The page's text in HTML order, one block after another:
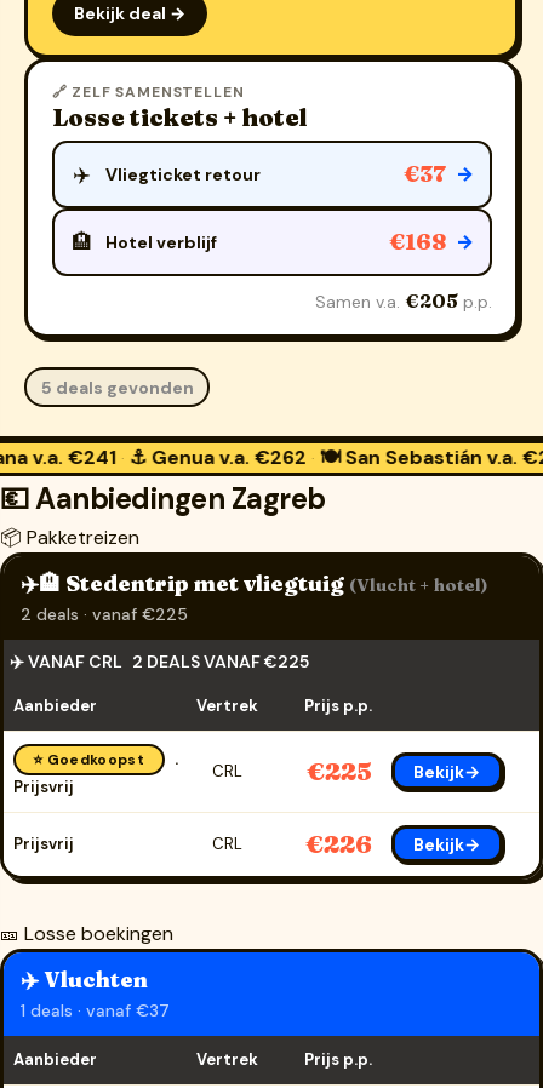
Bekijk deal →
🔗 ZELF SAMENSTELLEN
Losse tickets + hotel
✈️ Vliegticket retour €37 →
🏨 Hotel verblijf €168 →
Samen v.a. €205p.p.
5 deals gevonden
· ⚓ Genuav.a. €262 · 🍽️ San Sebastiánv.a. €259 · 🛁
💶 Aanbiedingen Zagreb
📦 Pakketreizen
✈️🏨 Stedentrip met vliegtuig (Vlucht + hotel)
2 deals · vanaf €225
✈️ VANAF CRL 2 DEALS VANAF €225
Aanbieder Vertrek Prijs p.p.
⭐ Goedkoopst
Prijsvrij
CRL €225 Bekijk→
Prijsvrij CRL €226 Bekijk→
🎫 Losse boekingen
✈️ Vluchten
1 deals · vanaf €37
Aanbieder Vertrek Prijs p.p.